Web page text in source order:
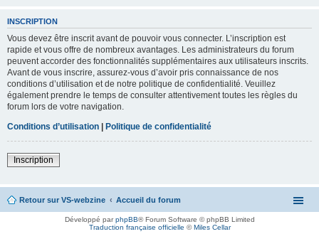
INSCRIPTION
Vous devez être inscrit avant de pouvoir vous connecter. L’inscription est
rapide et vous offre de nombreux avantages. Les administrateurs du forum
peuvent accorder des fonctionnalités supplémentaires aux utilisateurs inscrits.
Avant de vous inscrire, assurez-vous d’avoir pris connaissance de nos
conditions d’utilisation et de notre politique de confidentialité. Veuillez
également prendre le temps de consulter attentivement toutes les règles du
forum lors de votre navigation.
Conditions d’utilisation | Politique de confidentialité
Inscription
Retour sur VS-webzine Accueil du forum
Développé parphpBB® Forum Software © phpBB Limited
Traduction française officielle ©Miles Cellar